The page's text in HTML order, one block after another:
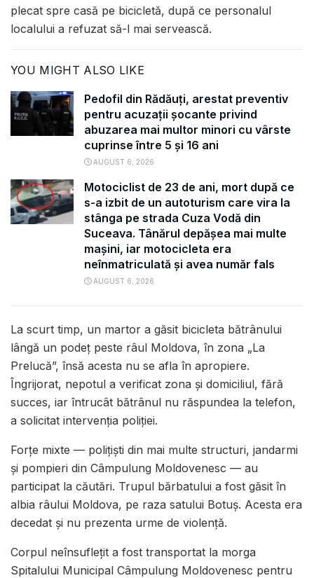
plecat spre casă pe bicicletă, după ce personalul
localului a refuzat să-l mai servească.
YOU MIGHT ALSO LIKE
Pedofil din Rădăuți, arestat preventiv
pentru acuzații șocante privind
abuzarea mai multor minori cu vârste
cuprinse între 5 și 16 ani
AUGUST 6, 2026
Motociclist de 23 de ani, mort după ce
s-a izbit de un autoturism care vira la
stânga pe strada Cuza Vodă din
Suceava. Tânărul depășea mai multe
mașini, iar motocicleta era
neînmatriculată și avea număr fals
AUGUST 6, 2026
La scurt timp, un martor a găsit bicicleta bătrânului
lângă un podeț peste râul Moldova, în zona „La
Prelucă”, însă acesta nu se afla în apropiere.
Îngrijorat, nepotul a verificat zona și domiciliul, fără
succes, iar întrucât bătrânul nu răspundea la telefon,
a solicitat intervenția poliției.
Forțe mixte — polițiști din mai multe structuri, jandarmi
și pompieri din Câmpulung Moldovenesc — au
participat la căutări. Trupul bărbatului a fost găsit în
albia râului Moldova, pe raza satului Botuș. Acesta era
decedat și nu prezenta urme de violență.
Corpul neînsuflețit a fost transportat la morga
Spitalului Municipal Câmpulung Moldovenesc pentru